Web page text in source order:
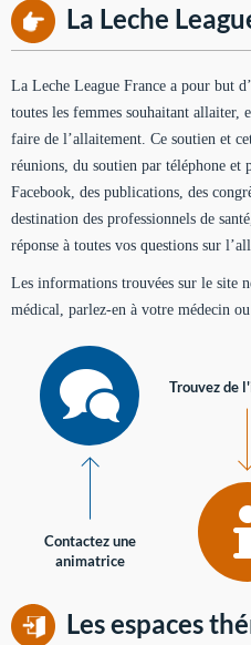
La Leche
La Leche League France a pour but
toutes les femmes souhaitant allaiter,
faire de l’allaitement. Ce soutien et
réunions, du soutien par téléphone
Facebook, des publications, des
destination des professionnels de
réponse à toutes vos questions sur
Les informations trouvées sur le site
médical, parlez-en à votre médecin
Contactez une
animatrice
Trouvez de
Les espaces